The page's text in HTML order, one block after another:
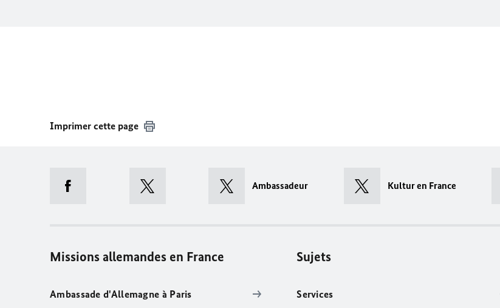
Imprimer cette page
Ambassadeur Kultur en France
Missions allemandes en France
Ambassade d'Allemagne à Paris
Sujets
Services